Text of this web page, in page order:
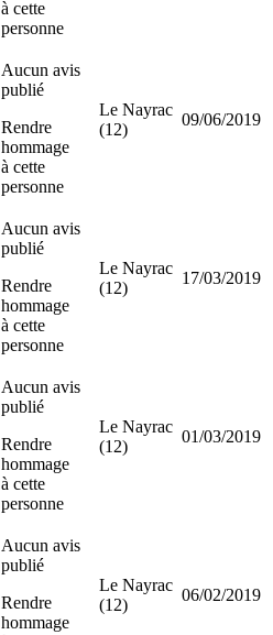
à cette
personne
Aucun avis
publié
Rendre
hommage
à cette
personne
Le Nayrac
(12)
09/06/2019
Aucun avis
publié
Rendre
hommage
à cette
personne
Le Nayrac
(12)
17/03/2019
Aucun avis
publié
Rendre
hommage
à cette
personne
Le Nayrac
(12)
01/03/2019
Aucun avis
publié
Rendre
hommage
Le Nayrac
(12)
06/02/2019